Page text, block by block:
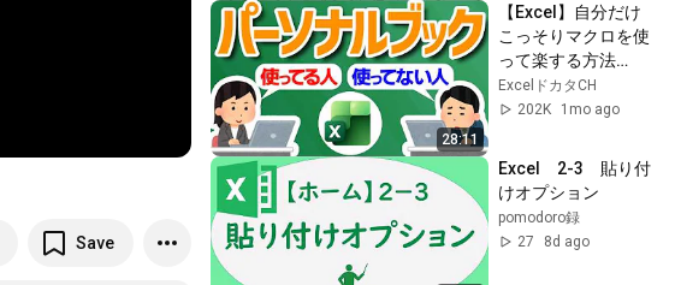
Save
28:11
【Excel】自分だけ
こっそりマクロを使
って楽する方法
【YT0282】
ExcelドカタCH
202K
1mo ago
Excel　2-3　貼り付
けオプション
pomodoro録
27
8d ago